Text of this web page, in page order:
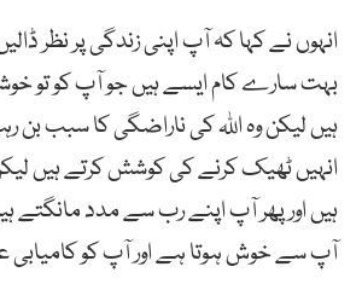
انہوں نے کہا کہ آپ اپنی زندگی پر نظر
بہت سارے کام ایسے ہیں جو آپ کو تو
ہیں لیکن وہ اللہ کی ناراضگی کا سبب بن
انہیں ٹھیک کرنے کی کوشش کرتے ہیں
ہیں اور پھر آپ اپنے رب سے مدد مانگتے
آپ سے خوش ہوتا ہے اور آپ کو کامیابی